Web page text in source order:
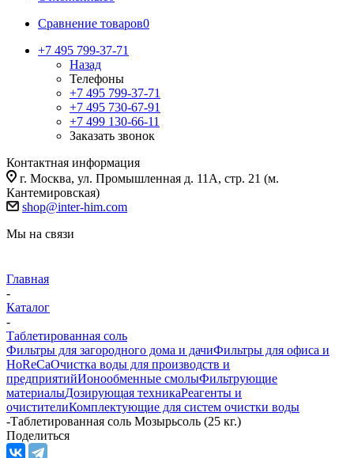
Сравнение товаров0
+7 495 799-37-71
Назад
Телефоны
+7 495 799-37-71
+7 495 730-67-91
+7 499 130-66-11
Заказать звонок
Контактная информация
г. Москва, ул. Промышленная д. 11А, стр. 21 (м.
Кантемировская)
shop@inter-him.com
Мы на связи
Главная
-
Каталог
-
Таблетированная соль
Фильтры для загородного дома и дачиФильтры для офиса и
HoReCaОчистка воды для производств и
предприятийИонообменные смолыФильтрующие
материалыДозирующая техникаРеагенты и
очистителиКомплектующие для систем очистки воды
-Таблетированная соль Мозырьсоль (25 кг.)
Поделиться